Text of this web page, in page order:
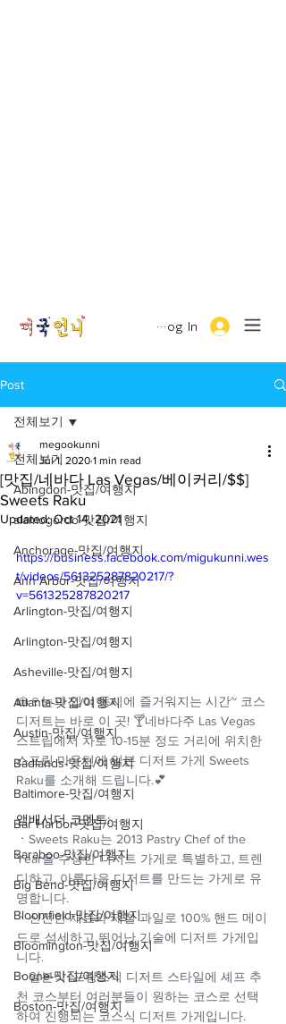
Log In
Post
전체보기
Abingdon-맛집/여행지
alamogordo-맛집/여행지
Anchorage-맛집/여행지
Ann Arbor-맛집/여행지
Arlington-맛집/여행지
Arlington-맛집/여행지
Asheville-맛집/여행지
Atlanta-맛집/여행지
Austin-맛집/여행지
Badlands-맛집/여행지
Baltimore-맛집/여행지
Bar Harbor-맛집/여행지
Baraboo-맛집/여행지
Big Bend-맛집/여행지
Bloomfield-맛집/여행지
Bloomington-맛집/여행지
Boone-맛집/여행지
Boston-맛집/여행지
전체보기
[맛집/네바다 Las Vegas/베이커리/$$]
Sweets Raku
megookunni
Jul 1, 2020 1 min read
Updated:Oct 14, 2021
https://business.facebook.com/migukunni.wes
t/videos/561325287820217/?
v=561325287820217
🍰🍷눈과 입이 동시에 즐거워지는 시간~ 코스
디저트는 바로 이 곳! 🍸네바다주 Las Vegas
스트립에서 차로 10-15분 정도 거리에 위치한
스프링 마운틴에 일본 디저트 가게 Sweets
Raku를 소개해 드립니다.💕
앰배서더 코멘트:
ㆍ Sweets Raku는 2013 Pastry Chef of the
Year을 수상한 디저트 가게로 특별하고, 트렌
디하고, 아름다운 디저트를 만드는 가게로 유
명합니다.
ㆍ신선한 재료와 제철 과일로 100% 핸드 메이
드로 섬세하고 뛰어난 기술에 디저트 가게입
니다.
ㆍ일본식+프랑스식 디저트 스타일에 셰프 추
천 코스부터 여러분들이 원하는 코스로 선택
하여 진행되는 코스식 디저트 가게입니다.